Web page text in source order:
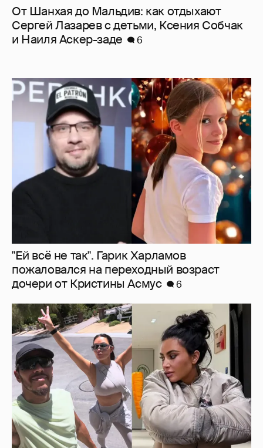
"Ей всё не так". Гарик Харламов
пожаловался на переходный возраст
дочери от Кристины Асмус
6
Льюис Хэмилтон отдыхает со своей
возлюбленной Ким Кардашьян
5